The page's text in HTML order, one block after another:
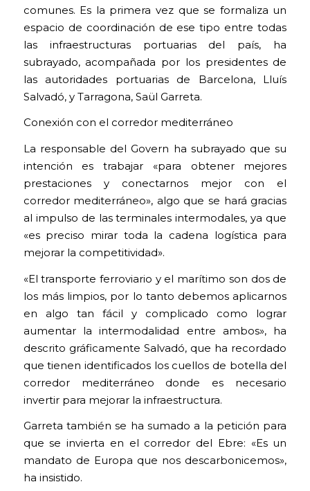
comunes. Es la primera vez que se formaliza un
espacio de coordinación de ese tipo entre todas
las infraestructuras portuarias del país, ha
subrayado, acompañada por los presidentes de
las autoridades portuarias de Barcelona, Lluís
Salvadó, y Tarragona, Saül Garreta.
Conexión con el corredor mediterráneo
La responsable del Govern ha subrayado que su
intención es trabajar «para obtener mejores
prestaciones y conectarnos mejor con el
corredor mediterráneo», algo que se hará gracias
al impulso de las terminales intermodales, ya que
«es preciso mirar toda la cadena logística para
mejorar la competitividad».
«El transporte ferroviario y el marítimo son dos de
los más limpios, por lo tanto debemos aplicarnos
en algo tan fácil y complicado como lograr
aumentar la intermodalidad entre ambos», ha
descrito gráficamente Salvadó, que ha recordado
que tienen identificados los cuellos de botella del
corredor mediterráneo donde es necesario
invertir para mejorar la infraestructura.
Garreta también se ha sumado a la petición para
que se invierta en el corredor del Ebre: «Es un
mandato de Europa que nos descarbonicemos»,
ha insistido.